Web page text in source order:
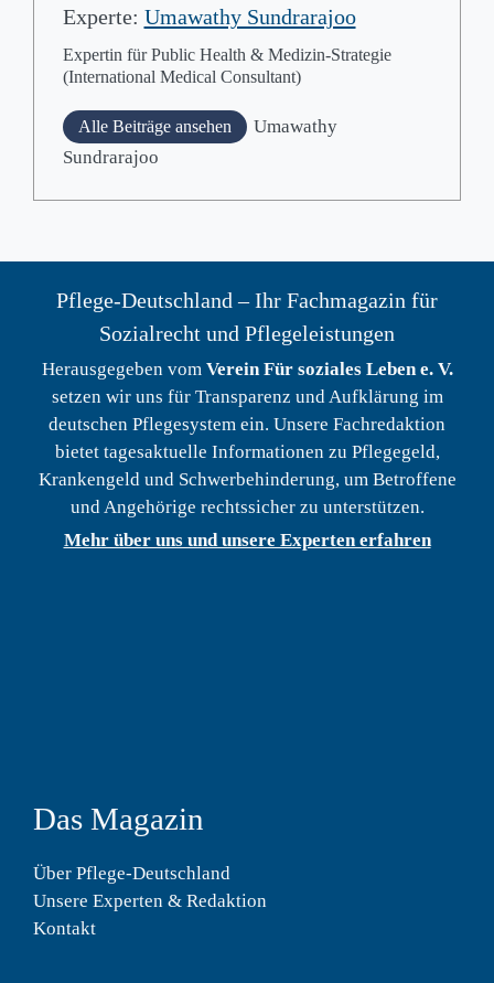
Experte: Umawathy Sundrarajoo
Expertin für Public Health & Medizin-Strategie
(International Medical Consultant)
Alle Beiträge ansehen
Umawathy
Sundrarajoo
Pflege-Deutschland – Ihr Fachmagazin für
Sozialrecht und Pflegeleistungen
Herausgegeben vom Verein Für soziales Leben e. V.
setzen wir uns für Transparenz und Aufklärung im
deutschen Pflegesystem ein. Unsere Fachredaktion
bietet tagesaktuelle Informationen zu Pflegegeld,
Krankengeld und Schwerbehinderung, um Betroffene
und Angehörige rechtssicher zu unterstützen.
Mehr über uns und unsere Experten erfahren
Das Magazin
Über Pflege-Deutschland
Unsere Experten & Redaktion
Kontakt